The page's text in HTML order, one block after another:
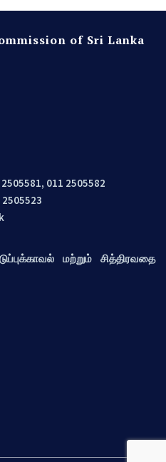
of Sri Lanka
011 2505582
மற்றும் சித்திரவதை